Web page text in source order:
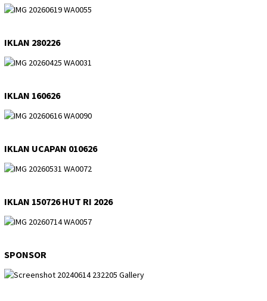
IKLAN 280226
IKLAN 160626
IKLAN UCAPAN 010626
IKLAN 150726 HUT RI 2026
SPONSOR